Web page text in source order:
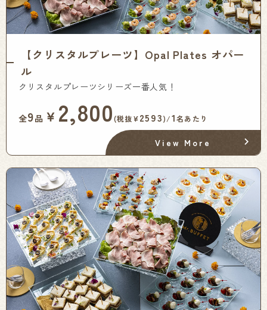
【クリスタルプレーツ】Opal Plates オパー
ル
クリスタルプレーツシリーズ一番人気！
全9品 ￥ 2,800(税抜¥2593)/1名あたり
View More